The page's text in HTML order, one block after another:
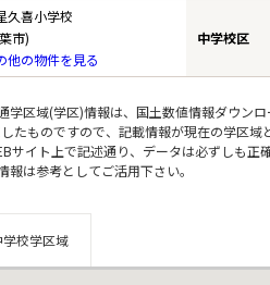
久喜小学校
市)
他の物件を見る
中学校区
学区域(学区)情報は、国土数値情報ダウン
たものですので、記載情報が現在の学区域
サイト上で記述通り、データは必ずしも
は参考としてご活用下さい。
校学区域